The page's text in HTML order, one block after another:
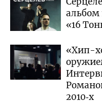
альбом
«16
«Хип-
2010‑х